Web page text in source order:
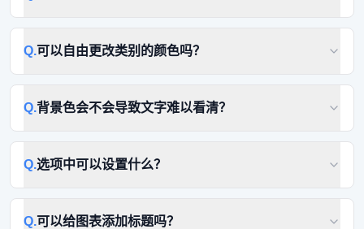
Q.可以自由更改类别的颜色吗？
Q.背景色会不会导致文字难以看清？
Q.选项中可以设置什么？
Q.可以给图表添加标题吗？